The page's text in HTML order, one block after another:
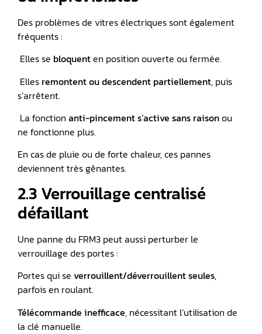
Des problèmes de vitres électriques sont également
fréquents :
️ Elles se bloquenten position ouverte ou fermée.
️ Elles remontent ou descendent partiellement, puis
s’arrêtent.
️ La fonction anti-pincement s’active sans raisonou
ne fonctionne plus.
En cas de pluie ou de forte chaleur, ces pannes
deviennent très gênantes.
2.3 Verrouillage centralisé
défaillant
Une panne du FRM3 peut aussi perturber le
verrouillage des portes :
Portes qui se verrouillent/déverrouillent seules,
parfois en roulant.
Télécommande inefficace, nécessitant l’utilisation de
la clé manuelle.